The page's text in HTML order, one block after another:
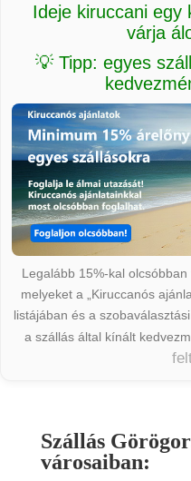
Ideje kiruccani egy
várja
💡 Tipp: egyes
Legalább 15%-kal
melyeket a „Kiruccanós
listájában és a
a szállás által kínált
Szállás
városaiban: